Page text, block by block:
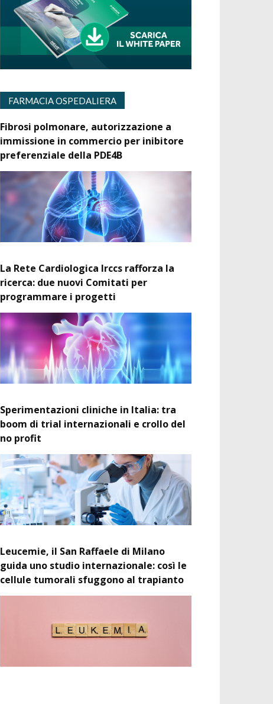
FARMACIA OSPEDALIERA
Fibrosi polmonare, autorizzazione a
immissione in commercio per inibitore
preferenziale della PDE4B
La Rete Cardiologica Irccs rafforza la
ricerca: due nuovi Comitati per
programmare i progetti
Sperimentazioni cliniche in Italia: tra
boom di trial internazionali e crollo del
no profit
Leucemie, il San Raffaele di Milano
guida uno studio internazionale: così le
cellule tumorali sfuggono al trapianto